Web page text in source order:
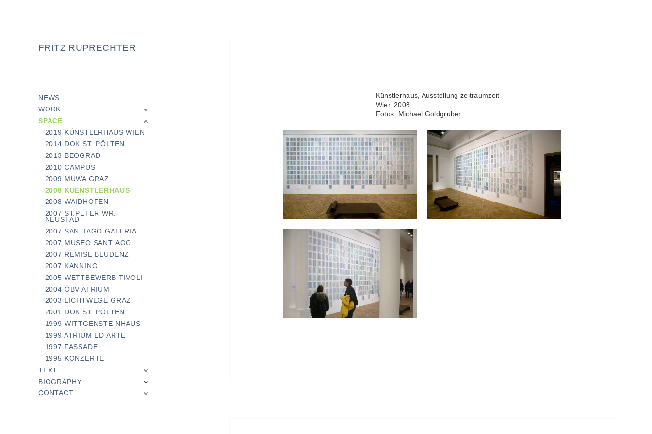
FRITZ RUPRECHTER
NEWS
WORK
child
menu
SPACE
menu
2019 KÜNSTLERHAUS WIEN
2014 DOK ST. PÖLTEN
2013 BEOGRAD
2010 CAMPUS
2009 MUWA GRAZ
2008 KUENSTLERHAUS
2008 WAIDHOFEN
2007 ST.PETER WR.
NEUSTADT
2007 SANTIAGO GALERIA
2007 MUSEO SANTIAGO
2007 REMISE BLUDENZ
2007 KANNING
2005 WETTBEWERB TIVOLI
2004 ÖBV ATRIUM
2003 LICHTWEGE GRAZ
2001 DOK ST. PÖLTEN
1999 WITTGENSTEINHAUS
1999 ATRIUM ED ARTE
1997 FASSADE
1995 KONZERTE
TEXT
child
menu
BIOGRAPHY
child
menu
CONTACT
child
Künstlerhaus, Ausstellung zeitraumzeit
Wien 2008
Fotos: Michael Goldgruber